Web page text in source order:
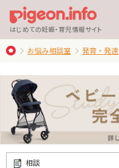
はじめての妊娠・育児情報サイト
お悩み相談室 発育・発達
相談